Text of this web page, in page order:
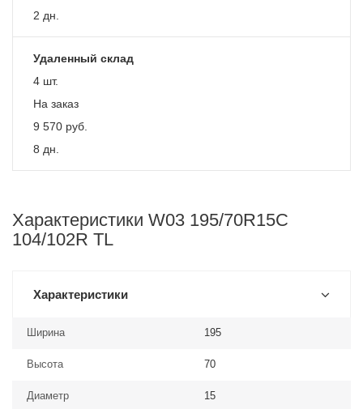
2 дн.
Удаленный склад
4 шт.
На заказ
9 570 руб.
8 дн.
Характеристики W03 195/70R15C
104/102R TL
Характеристики
Ширина 195
Высота 70
Диаметр 15